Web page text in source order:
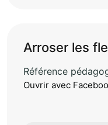
Arroser les
Référence
Ouvrir avec